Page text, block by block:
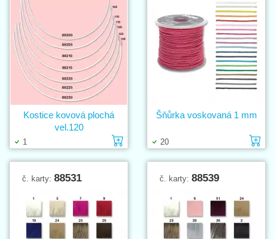
1 Vložit do košíku
Kostice kovová plochá
vel.120
20
Šňůrka voskovaná 1 mm
č. karty: 88531 č. karty: 88539